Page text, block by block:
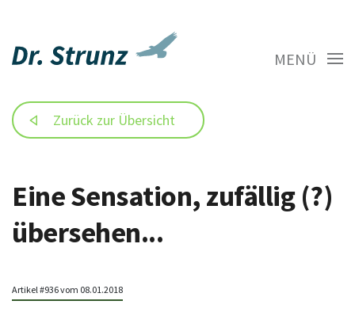
MENÜ
Zurück zur Übersicht
Eine Sensation, zufällig (?)
übersehen...
Artikel #936 vom 08.01.2018